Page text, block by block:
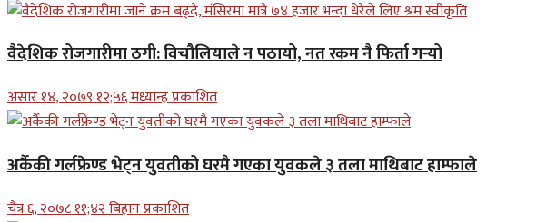
वैदेशिक रोजगारीमा ठगी: विचौलियाले न पठायो, नत रकम नै फिर्ता गर्‍यो
असार १४, २०७९ १२;५६ मध्यान्ह प्रकाशित
अर्कैकी गर्लफ्रेण्ड भेट्न युवतीको घरमै गएका युवकले ३ तला माथिबाट हाम्फाले
चैत्र ६, २०७८ ११;४२ बिहान प्रकाशित